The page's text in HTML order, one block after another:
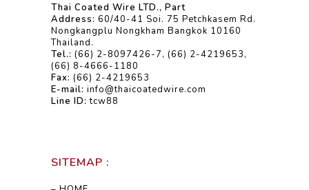
Thai Coated Wire LTD., Part
Address: 60/40-41 Soi. 75 Petchkasem Rd.
Nongkangplu Nongkham Bangkok 10160
Thailand.
Tel.: (66) 2-8097426-7, (66) 2-4219653,
(66) 8-4666-1180
Fax: (66) 2-4219653
E-mail: info@thaicoatedwire.com
Line ID: tcw88
SITEMAP :